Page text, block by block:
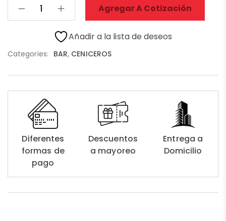
Agregar A Cotización
Añadir a la lista de deseos
Categories: BAR, CENICEROS
Diferentes
formas de
pago
Descuentos
a mayoreo
Entrega a
Domicilio